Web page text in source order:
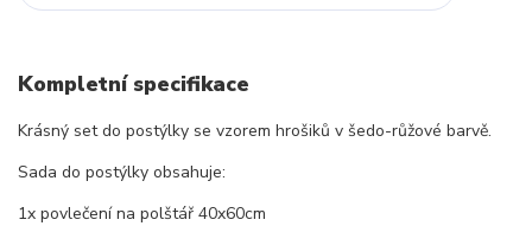
Kompletní specifikace
Krásný set do postýlky se vzorem hrošiků v šedo-růžové barvě.
Sada do postýlky obsahuje:
1x povlečení na polštář 40x60cm